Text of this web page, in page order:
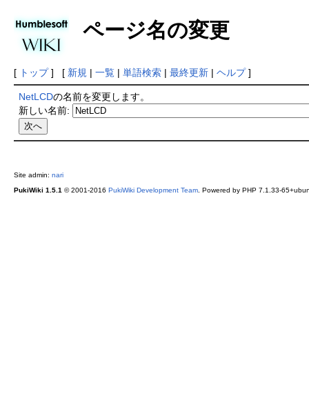
ページ名の変更
[ トップ] [ 新規 | 一覧| 単語検索| 最終更新| ヘルプ]
NetLCDの名前を変更します。
新しい名前:
Site admin: nari
PukiWiki 1.5.1 © 2001-2016 PukiWiki Development Team. Powered by PHP 7.1.33-